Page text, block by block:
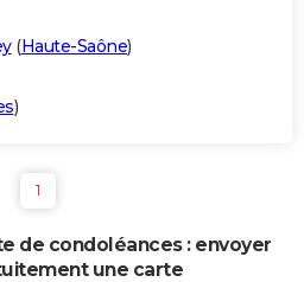
(Haute-Saône)
)
1
de condoléances : envoyer
une carte